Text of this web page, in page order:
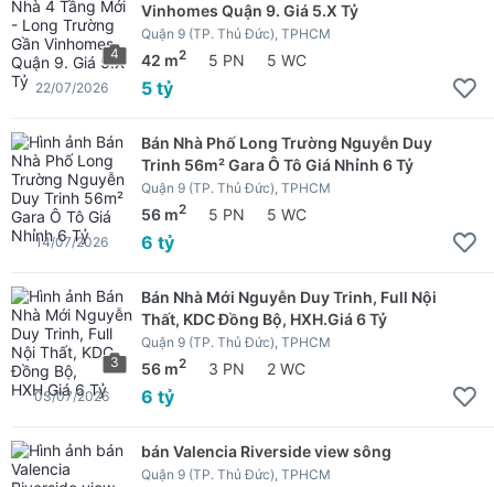
4
Vinhomes Quận 9. Giá 5.X Tỷ
Quận 9 (TP. Thủ Đức), TPHCM
42 m2 5 PN 5 WC
5 tỷ
22/07/2026
Bán Nhà Phố Long Trường Nguyễn Duy
Trinh 56m² Gara Ô Tô Giá Nhỉnh 6 Tỷ
Quận 9 (TP. Thủ Đức), TPHCM
56 m2 5 PN 5 WC
6 tỷ
14/07/2026
3
Bán Nhà Mới Nguyễn Duy Trinh, Full Nội
Thất, KDC Đồng Bộ, HXH.Giá 6 Tỷ
Quận 9 (TP. Thủ Đức), TPHCM
56 m2 3 PN 2 WC
6 tỷ
03/07/2026
bán Valencia Riverside view sông
Quận 9 (TP. Thủ Đức), TPHCM